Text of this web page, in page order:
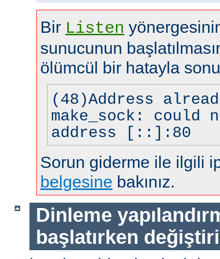
Bir Listen
sunucunun
ölümcül bir hatayla
(48)Address
make_sock: could
address [::]:80
Sorun giderme ile ilgili
belgesine bakınız.
Dinleme
başlatırken